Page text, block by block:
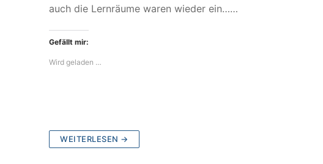
auch die Lernräume waren wieder ein……
Gefällt mir:
Wird geladen …
WEITERLESEN →